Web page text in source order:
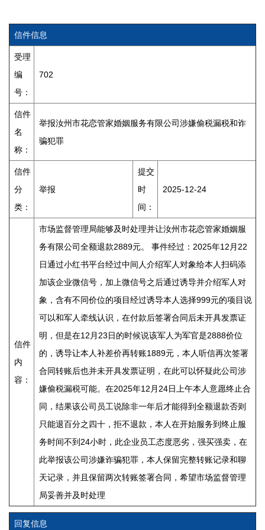
信件信息
受理
编
号：
702
信件
名
称：
举报汝州市花恋管家婚姻服务有限公司涉嫌偷税漏税和诈
骗犯罪
信件
分
类：
举报
提交
时
间：
2025-12-24
信件
内
容：
市场监督管理局能够及时处理并让汝州市花恋管家婚姻服
务有限公司全额退款2889元。 事件经过：2025年12月22
日通过小红书平台经过中间人介绍军人对象给本人扫码添
加该企业微信号，加上微信号之后通过诱导并介绍军人对
象，含有不同价位的项目经过诱导本人选择999元的项目说
可以和军人牵线认识，在付款后签署合同后未开具发票证
明，但是在12月23日的时候说该军人为军官是2888价位
的，诱导让本人补差价再转账1889元，本人听信再次签署
合同转账后也并未开具发票证明，在此可以怀疑此公司涉
嫌偷税漏税可能。在2025年12月24日上午本人意愿终止合
同，结果该公司员工说除非一年后才能得到全额退款否则
只能退百分之四十，拒不退款，本人在开始服务到终止服
务时间不到24小时，此企业员工态度恶劣，强买强卖，在
此举报该公司涉嫌诈骗犯罪，本人保留完整转账记录和聊
天记录，并且保留两次转账签署合同，希望市场监督管理
局妥善并及时处理
回复信息